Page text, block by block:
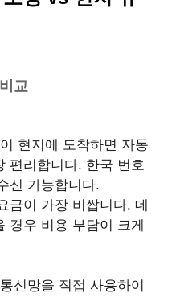
교
현지에 도착하면 자동
편리합니다. 한국 번호
신 가능합니다.
금이 가장 비쌉니다. 데
경우 비용 부담이 크게
신망을 직접 사용하여